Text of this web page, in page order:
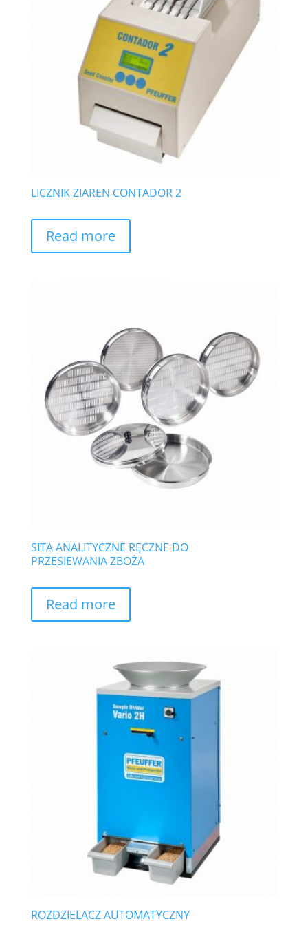
LICZNIK ZIAREN CONTADOR 2
Read more
SITA ANALITYCZNE RĘCZNE DO
PRZESIEWANIA ZBOŻA
Read more
ROZDZIELACZ AUTOMATYCZNY